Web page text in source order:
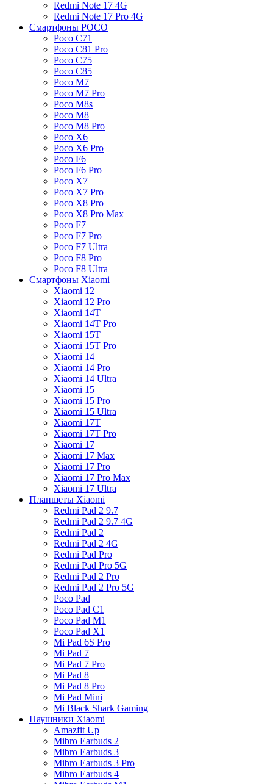
Redmi Note 17 4G
Redmi Note 17 Pro 4G
Смартфоны POCO
Poco C71
Poco C81 Pro
Poco C75
Poco C85
Poco M7
Poco M7 Pro
Poco M8s
Poco M8
Poco M8 Pro
Poco X6
Poco X6 Pro
Poco F6
Poco F6 Pro
Poco X7
Poco X7 Pro
Poco X8 Pro
Poco X8 Pro Max
Poco F7
Poco F7 Pro
Poco F7 Ultra
Poco F8 Pro
Poco F8 Ultra
Смартфоны Xiaomi
Xiaomi 12
Xiaomi 12 Pro
Xiaomi 14T
Xiaomi 14T Pro
Xiaomi 15T
Xiaomi 15T Pro
Xiaomi 14
Xiaomi 14 Pro
Xiaomi 14 Ultra
Xiaomi 15
Xiaomi 15 Pro
Xiaomi 15 Ultra
Xiaomi 17T
Xiaomi 17T Pro
Xiaomi 17
Xiaomi 17 Max
Xiaomi 17 Pro
Xiaomi 17 Pro Max
Xiaomi 17 Ultra
Планшеты Xiaomi
Redmi Pad 2 9.7
Redmi Pad 2 9.7 4G
Redmi Pad 2
Redmi Pad 2 4G
Redmi Pad Pro
Redmi Pad Pro 5G
Redmi Pad 2 Pro
Redmi Pad 2 Pro 5G
Poco Pad
Poco Pad C1
Poco Pad M1
Poco Pad X1
Mi Pad 6S Pro
Mi Pad 7
Mi Pad 7 Pro
Mi Pad 8
Mi Pad 8 Pro
Mi Pad Mini
Mi Black Shark Gaming
Наушники Xiaomi
Amazfit Up
Mibro Earbuds 2
Mibro Earbuds 3
Mibro Earbuds 3 Pro
Mibro Earbuds 4